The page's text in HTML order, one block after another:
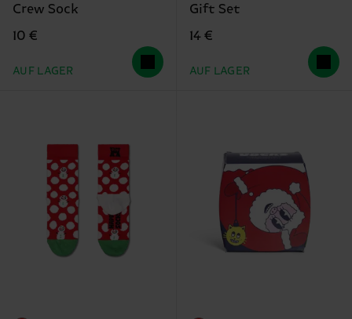
Crew Sock
10 €
AUF LAGER
Gift Set
14 €
AUF LAGER